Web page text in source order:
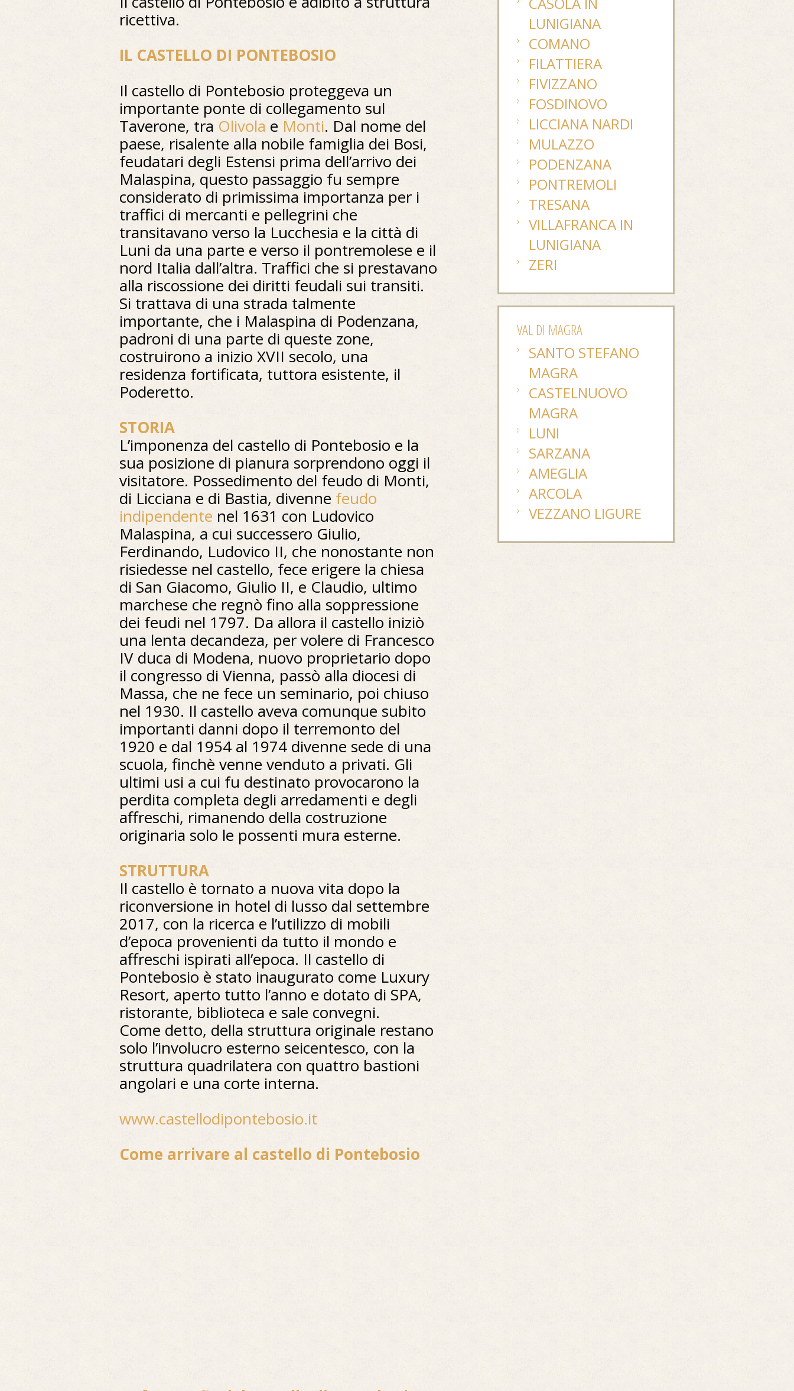
ricettiva.
IL CASTELLO DI PONTEBOSIO
Il castello di Pontebosio proteggeva un
importante ponte di collegamento sul
Taverone, tra Olivola e Monti. Dal nome del
paese, risalente alla nobile famiglia dei Bosi,
feudatari degli Estensi prima dell’arrivo dei
Malaspina, questo passaggio fu sempre
considerato di primissima importanza per i
traffici di mercanti e pellegrini che
transitavano verso la Lucchesia e la città di
Luni da una parte e verso il pontremolese e il
nord Italia dall’altra. Traffici che si prestavano
alla riscossione dei diritti feudali sui transiti.
Si trattava di una strada talmente
importante, che i Malaspina di Podenzana,
padroni di una parte di queste zone,
costruirono a inizio XVII secolo, una
residenza fortificata, tuttora esistente, il
Poderetto.
STORIA
L’imponenza del castello di Pontebosio e la
sua posizione di pianura sorprendono oggi il
visitatore. Possedimento del feudo di Monti,
di Licciana e di Bastia, divenne feudo
indipendente nel 1631 con Ludovico
Malaspina, a cui successero Giulio,
Ferdinando, Ludovico II, che nonostante non
risiedesse nel castello, fece erigere la chiesa
di San Giacomo, Giulio II, e Claudio, ultimo
marchese che regnò fino alla soppressione
dei feudi nel 1797. Da allora il castello iniziò
una lenta decandeza, per volere di Francesco
IV duca di Modena, nuovo proprietario dopo
il congresso di Vienna, passò alla diocesi di
Massa, che ne fece un seminario, poi chiuso
nel 1930. Il castello aveva comunque subito
importanti danni dopo il terremonto del
1920 e dal 1954 al 1974 divenne sede di una
scuola, finchè venne venduto a privati. Gli
ultimi usi a cui fu destinato provocarono la
perdita completa degli arredamenti e degli
affreschi, rimanendo della costruzione
originaria solo le possenti mura esterne.
STRUTTURA
Il castello è tornato a nuova vita dopo la
riconversione in hotel di lusso dal settembre
2017, con la ricerca e l’utilizzo di mobili
d’epoca provenienti da tutto il mondo e
affreschi ispirati all’epoca. Il castello di
Pontebosio è stato inaugurato come Luxury
Resort, aperto tutto l’anno e dotato di SPA,
ristorante, biblioteca e sale convegni.
Come detto, della struttura originale restano
solo l’involucro esterno seicentesco, con la
struttura quadrilatera con quattro bastioni
angolari e una corte interna.
www.castellodipontebosio.it
Come arrivare al castello di Pontebosio
LUNIGIANA
COMANO
FILATTIERA
FIVIZZANO
FOSDINOVO
LICCIANA NARDI
MULAZZO
PODENZANA
PONTREMOLI
TRESANA
VILLAFRANCA IN
LUNIGIANA
ZERI
VAL DI MAGRA
SANTO STEFANO
MAGRA
CASTELNUOVO
MAGRA
LUNI
SARZANA
AMEGLIA
ARCOLA
VEZZANO LIGURE